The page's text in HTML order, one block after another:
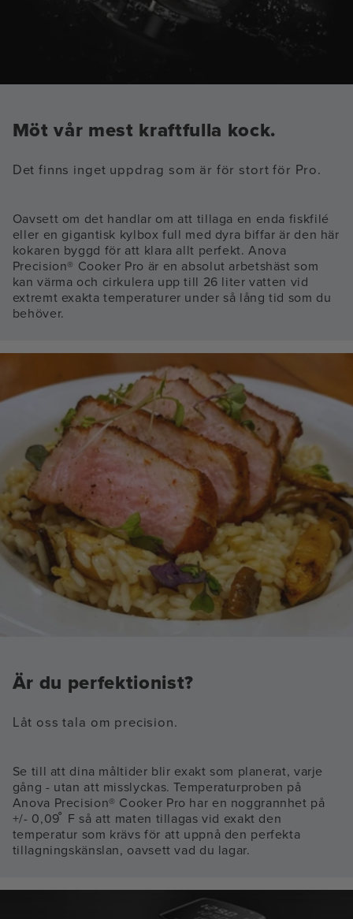
Möt vår mest kraftfulla kock.
Det finns inget uppdrag som är för stort för Pro.
Oavsett om det handlar om att tillaga en enda fiskfilé
eller en gigantisk kylbox full med dyra biffar är den här
kokaren byggd för att klara allt perfekt. Anova
Precision® Cooker Pro är en absolut arbetshäst som
kan värma och cirkulera upp till 26 liter vatten vid
extremt exakta temperaturer under så lång tid som du
behöver.
Är du perfektionist?
Låt oss tala om precision.
Se till att dina måltider blir exakt som planerat, varje
gång - utan att misslyckas. Temperaturproben på
Anova Precision® Cooker Pro har en noggrannhet på
+/- 0,09 ̊ F så att maten tillagas vid exakt den
temperatur som krävs för att uppnå den perfekta
tillagningskänslan, oavsett vad du lagar.